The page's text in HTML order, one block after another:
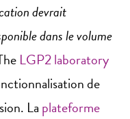
devrait
dans le volume
LGP2 laboratory
de
La plateforme